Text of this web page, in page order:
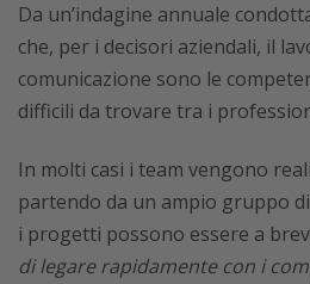
Da un’indagine annuale
che, per i decisori aziendali, il
comunicazione sono le
difficili da trovare tra i
In molti casi i team vengono
partendo da un ampio gruppo
i progetti possono essere a
di legare rapidamente con i